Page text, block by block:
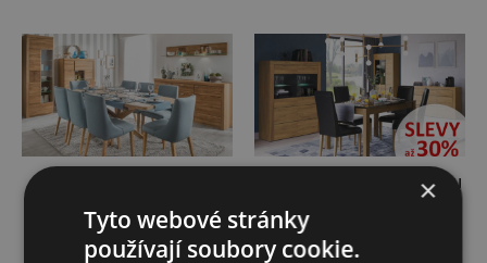
Ložnice
Jídelní sestavy AKCE!
×
Tyto webové stránky
používají soubory cookie.